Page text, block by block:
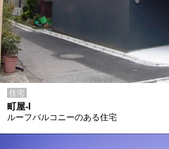
住宅
町屋-I
ルーフバルコニーのある住宅